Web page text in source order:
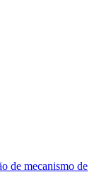
de mecanismo de